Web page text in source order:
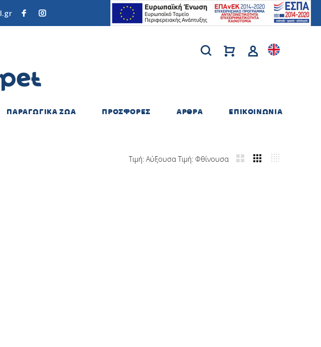
ΠΑΡΑΓΩΓΙΚΑ ΖΩΑ ΠΡΟΣΦΟΡΕΣ ΑΡΘΡΑ ΕΠΙΚΟΙΝΩΝΙΑ
Τιμή: Αύξουσα Τιμή: Φθίνουσα